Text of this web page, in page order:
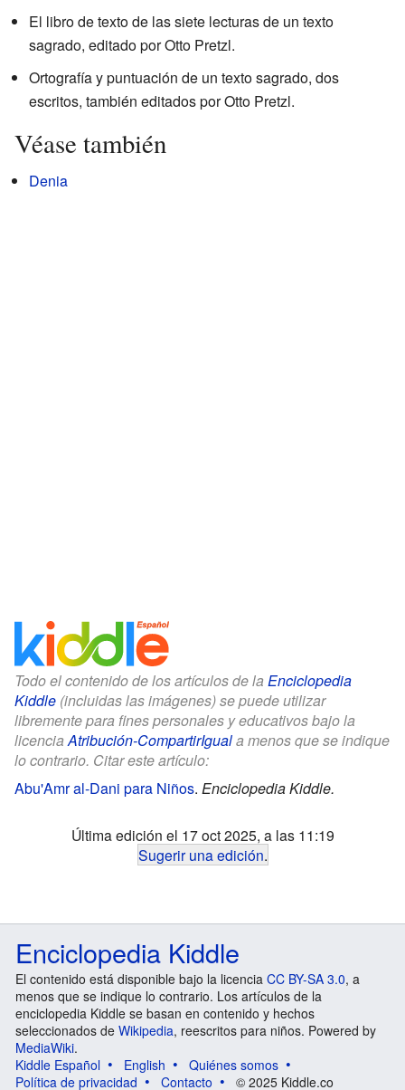
El libro de texto de las siete lecturas de un texto
sagrado, editado por Otto Pretzl.
Ortografía y puntuación de un texto sagrado, dos
escritos, también editados por Otto Pretzl.
Véase también
Denia
Todo el contenido de los artículos de la Enciclopedia
Kiddle (incluidas las imágenes) se puede utilizar
libremente para fines personales y educativos bajo la
licenciaAtribución-CompartirIguala menos que se indique
lo contrario. Citar este artículo:
Abu'Amr al-Dani para Niños. Enciclopedia Kiddle.
Última edición el 17 oct 2025, a las 11:19
Sugerir una edición.
Enciclopedia Kiddle
El contenido está disponible bajo la licencia CC BY-SA 3.0, a
menos que se indique lo contrario. Los artículos de la
enciclopedia Kiddle se basan en contenido y hechos
seleccionados de Wikipedia, reescritos para niños. Powered by
MediaWiki.
Kiddle Español
English
Quiénes somos
Política de privacidad
Contacto © 2025 Kiddle.co